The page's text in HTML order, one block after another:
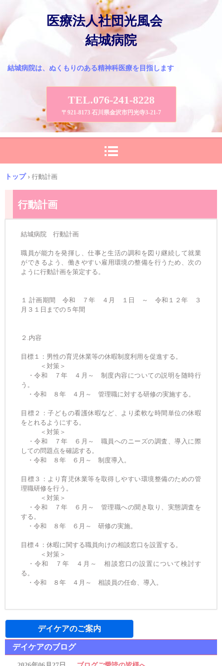
医療法人社団光風会
結城病院
結城病院は、ぬくもりのある精神科医療を目指します
TEL.076-241-8228
〒921-8173 石川県金沢市円光寺3-21-7
トップ › 行動計画
行動計画
結城病院 行動計画
職員が能力を発揮し、仕事と生活の調和を図り継続して就業
ができるよう、働きやすい雇用環境の整備を行うため、次の
ように行動計画を策定する。
１.計画期間 令和 ７年 ４月 １日 ～ 令和１２年 ３
月３１日までの５年間
２.内容
目標１：男性の育児休業等の休暇制度利用を促進する。
＜対策＞
・令和 ７年 ４月～ 制度内容についての説明を随時行
う。
・令和 ８年 ４月～ 管理職に対する研修の実施する。
目標２：子どもの看護休暇など、より柔軟な時間単位の休暇
をとれるようにする。
＜対策＞
・令和 ７年 ６月～ 職員へのニーズの調査、導入に際
しての問題点を確認する。
・令和 ８年 ６月～ 制度導入。
目標３：より育児休業等を取得しやすい環境整備のための管
理職研修を行う。
＜対策＞
・令和 ７年 ６月～ 管理職への聞き取り、実態調査を
する。
・令和 ８年 ６月～ 研修の実施。
目標４：休暇に関する職員向けの相談窓口を設置する。
＜対策＞
・令和 ７年 ４月～ 相談窓口の設置について検討す
る。
・令和 ８年 ４月～ 相談員の任命、導入。
デイケアのご案内
デイケアのブログ